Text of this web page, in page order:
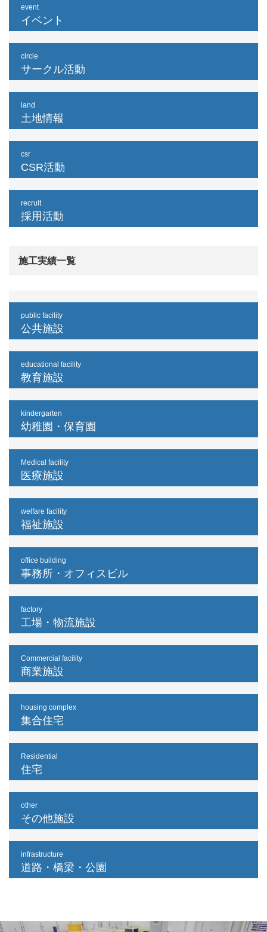
event
イベント
circle
サークル活動
land
土地情報
csr
CSR活動
recruit
採用活動
施工実績一覧
public facility
公共施設
educational facility
教育施設
kindergarten
幼稚園・保育園
Medical facility
医療施設
welfare facility
福祉施設
office building
事務所・オフィスビル
factory
工場・物流施設
Commercial facility
商業施設
housing complex
集合住宅
Residential
住宅
other
その他施設
infrastructure
道路・橋梁・公園